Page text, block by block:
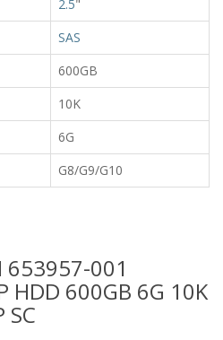
2.5"
SAS
600GB
10K
6G
G8/G9/G10
653957-001
HDD 600GB 6G 10K
SC